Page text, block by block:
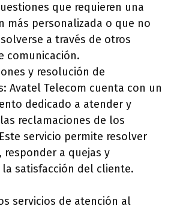
que requieren una
más personalizada o que no
a través de otros
comunicación.
y resolución de
Avatel Telecom cuenta con un
dedicado a atender y
reclamaciones de los
servicio permite resolver
responder a quejas y
la satisfacción del cliente.
servicios de atención al